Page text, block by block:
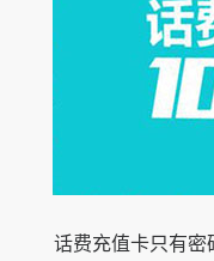
话费充值卡只有密